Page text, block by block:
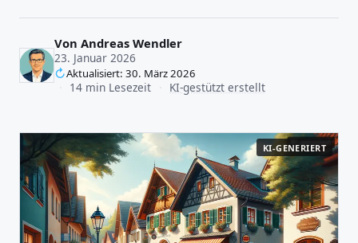
Von Andreas Wendler
23. Januar 2026
Aktualisiert: 30. März 2026
14 min Lesezeit KI-gestützt erstellt
KI-GENERIERT